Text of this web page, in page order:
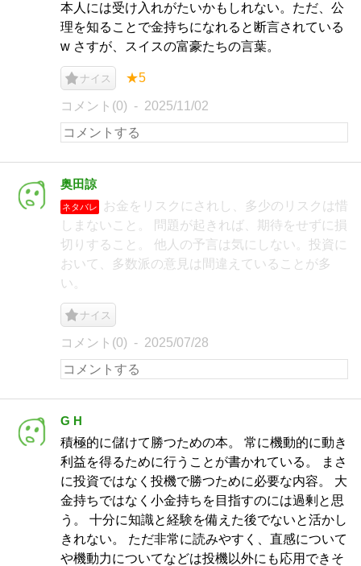
本人には受け入れがたいかもしれない。ただ、公
理を知ることで金持ちになれると断言されている
w さすが、スイスの富豪たちの言葉。
ナイス ★5
コメント(0) 2025/11/02
奥田諒
ネタバレ
お金をリスクにされし、多少のリスクは惜
しまないこと。 問題が起きれば、期待をせずに損
切りすること。 他人の予言は気にしない。投資に
おいて、多数派の意見は間違えていることが多
い。
ナイス
コメント(0) 2025/07/28
G H
積極的に儲けて勝つための本。 常に機動的に動き
利益を得るために行うことが書かれている。 まさ
に投資ではなく投機で勝つために必要な内容。 大
金持ちではなく小金持ちを目指すのには過剰と思
う。 十分に知識と経験を備えた後でないと活かし
きれない。 ただ非常に読みやすく、直感について
や機動力についてなどは投機以外にも応用できそ